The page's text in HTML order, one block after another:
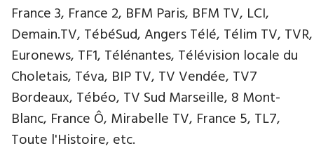
France 3, France 2, BFM Paris, BFM TV, LCI,
Demain.TV, TébéSud, Angers Télé, Télim TV, TVR,
Euronews, TF1, Télénantes, Télévision locale du
Choletais, Téva, BIP TV, TV Vendée, TV7
Bordeaux, Tébéo, TV Sud Marseille, 8 Mont-
Blanc, France Ô, Mirabelle TV, France 5, TL7,
Toute l'Histoire, etc.